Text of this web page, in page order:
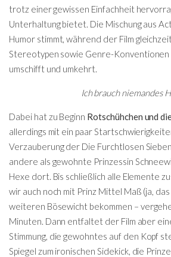
trotz einer gewissen Einfachheit
Unterhaltung bietet. Die Mischung aus
Humor stimmt, während der Film
Stereotypen sowie Genre-Konventionen
umschifft und umkehrt.
Ich brauch niemandes
Dabei hat zu Beginn Rotschühchen und
allerdings mit ein paar
Verzauberung der Die Furchtlosen
andere als gewohnte Prinzessin
Hexe dort. Bis schließlich alle Elemente
wir auch noch mit Prinz Mittel Maß (ja,
weiteren Bösewicht bekommen –
Minuten. Dann entfaltet der Film aber
Stimmung, die gewohntes auf den Kopf
Spiegel zum ironischen Sidekick, die